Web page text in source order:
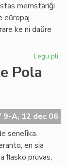
memstariĝi
eŭropaj
ke ni daŭre
Legu pli
al
Pola
9-A, 12 dec 06
seneﬁka.
en sia
ﬁasko pruvas,